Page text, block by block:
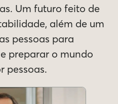
Um futuro feito de
além de um
pessoas para
preparar o mundo
pessoas.